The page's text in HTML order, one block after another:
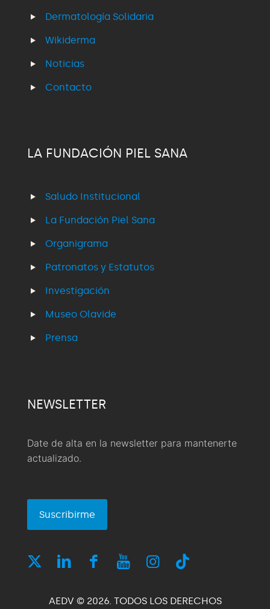
Dermatología Solidaria
Wikiderma
Noticias
Contacto
LA FUNDACIÓN PIEL SANA
Saludo Institucional
La Fundación Piel Sana
Organigrama
Patronatos y Estatutos
Investigación
Museo Olavide
Prensa
NEWSLETTER
Date de alta en la newsletter para mantenerte
actualizado.
Suscribirme
AEDV © 2026. TODOS LOS DERECHOS